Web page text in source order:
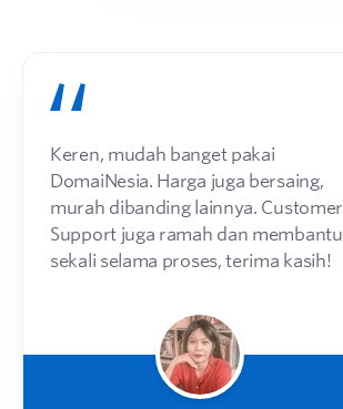
Keren, mudah banget pakai
DomaiNesia. Harga juga bersaing,
murah dibanding lainnya. Customer
Support juga ramah dan membantu
sekali selama proses, terima kasih!